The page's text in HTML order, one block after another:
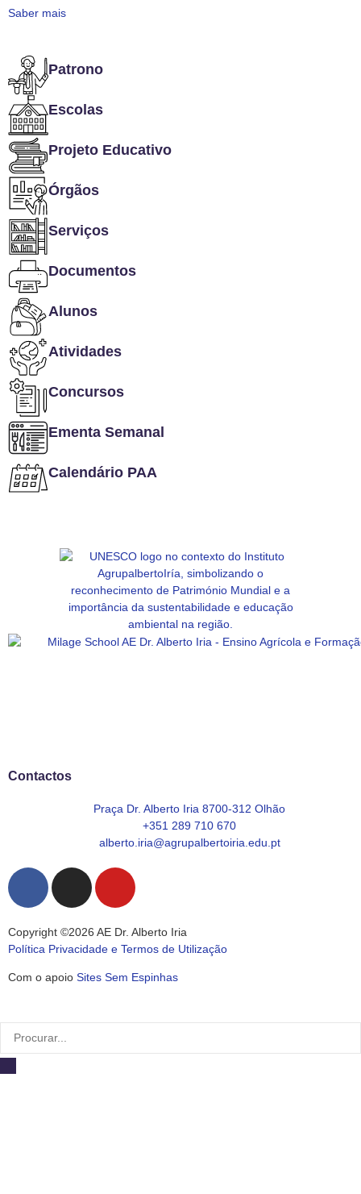
Saber mais
Patrono
Escolas
Projeto Educativo
Órgãos
Serviços
Documentos
Alunos
Atividades
Concursos
Ementa Semanal
Calendário PAA
Contactos
Praça Dr. Alberto Iria 8700-312 Olhão
+351 289 710 670
alberto.iria@agrupalbertoiria.edu.pt
Copyright ©2026 AE Dr. Alberto Iria
Política Privacidade e Termos de Utilização
Com o apoio Sites Sem Espinhas